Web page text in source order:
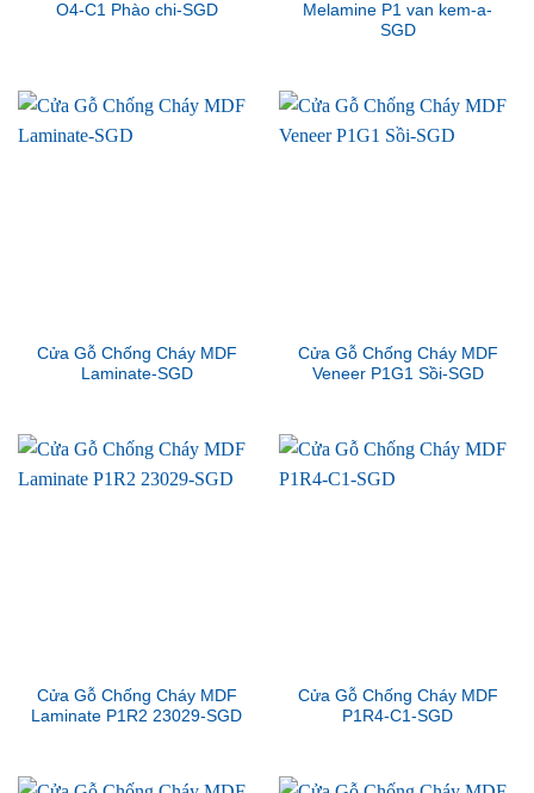
O4-C1 Phào chi-SGD
Melamine P1 van kem-a-
SGD
Cửa Gỗ Chống Cháy MDF
Laminate-SGD
Cửa Gỗ Chống Cháy MDF
Veneer P1G1 Sồi-SGD
Cửa Gỗ Chống Cháy MDF
Laminate P1R2 23029-SGD
Cửa Gỗ Chống Cháy MDF
P1R4-C1-SGD